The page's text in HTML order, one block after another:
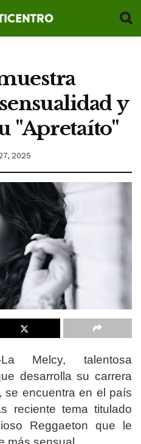
y
"Apretaíto"
2025
La Melcy, talentosa
desarrolla su carrera
se encuentra en el país
reciente tema titulado
Reggaeton que le